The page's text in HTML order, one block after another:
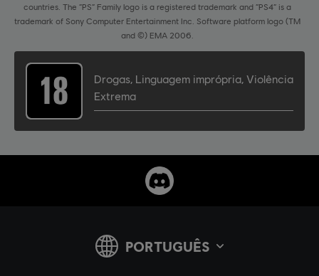
Drogas, Linguagem imprópria, Violência
Extrema
countries. The “PS” Family logo is a registered trademark and “PS4” is a
trademark of Sony Computer Entertainment Inc. Software platform logo (TM
and ©) EMA 2006.